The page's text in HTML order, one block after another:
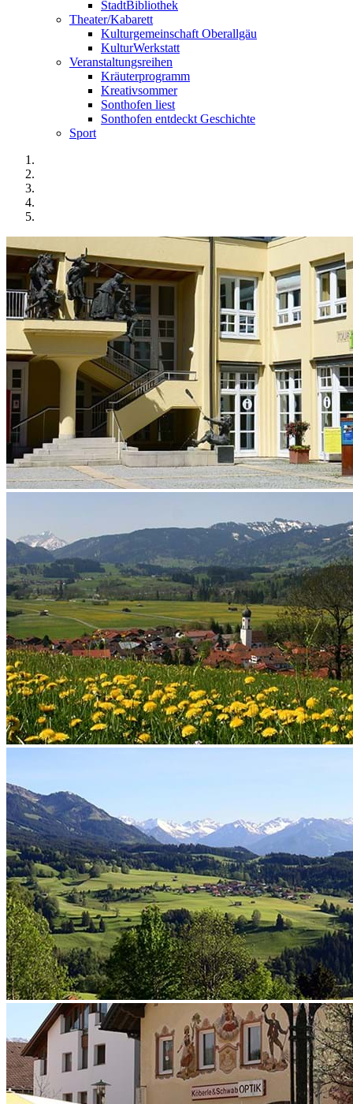
StadtBibliothek
Theater/Kabarett
Kulturgemeinschaft Oberallgäu
KulturWerkstatt
Veranstaltungsreihen
Kräuterprogramm
Kreativsommer
Sonthofen liest
Sonthofen entdeckt Geschichte
Sport